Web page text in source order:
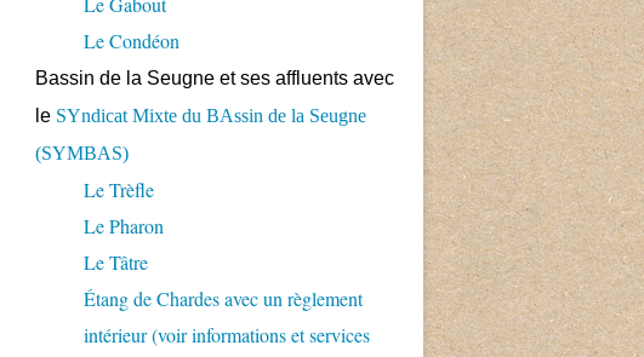
Le Condéon
Bassin de la Seugne et ses affluents avec
le SYndicat Mixte du BAssin de la Seugne
(SYMBAS)
Le Trèfle
Le Pharon
Le Tâtre
Étang de Chardes avec un règlement
intérieur (voir informations et services